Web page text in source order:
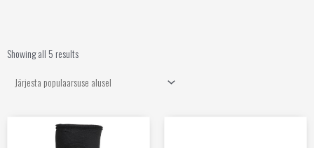
Showing all 5 results